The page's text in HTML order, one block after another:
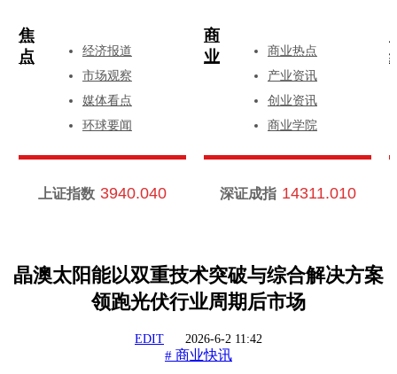
焦
点
经济报道
市场观察
媒体看点
环球要闻
商
业
商业热点
产业资讯
创业资讯
商业学院
上证指数 3940.040 深证成指 14311.010
晶澳太阳能以双重技术突破与综合解决方案
领跑光伏行业周期后市场
EDIT 2026-6-2 11:42
# 商业快讯